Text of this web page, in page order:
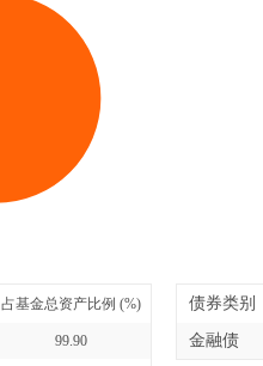
占基金总资产比例 (%)
99.90
债券类别
金融债